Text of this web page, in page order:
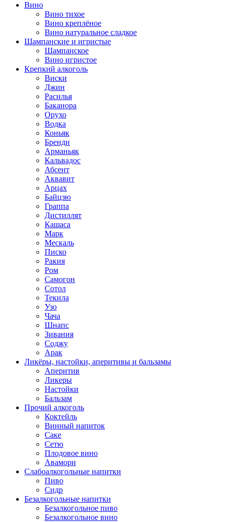
Вино
Вино тихое
Вино креплёное
Вино натуральное сладкое
Шампанские и игристые
Шампанское
Вино игристое
Крепкий алкоголь
Виски
Джин
Расилья
Баканора
Орухо
Водка
Коньяк
Бренди
Арманьяк
Кальвадос
Абсент
Аквавит
Арцах
Байцзю
Граппа
Дистиллят
Кашаса
Марк
Мескаль
Писко
Ракия
Ром
Самогон
Сотол
Текила
Узо
Чача
Шнапс
Зивания
Соджу
Арак
Ликёры, настойки, аперитивы и бальзамы
Аперитив
Ликеры
Настойки
Бальзам
Прочий алкоголь
Коктейль
Винный напиток
Саке
Сетю
Плодовое вино
Авамори
Слабоалкогольные напитки
Пиво
Сидр
Безалкогольные напитки
Безалкогольное пиво
Безалкогольное вино